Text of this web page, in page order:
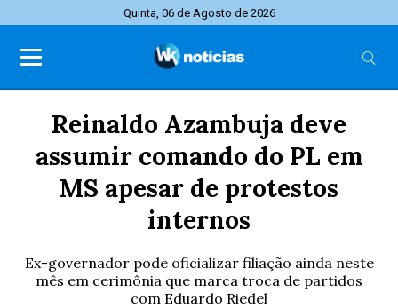
Quinta, 06 de Agosto de 2026
Reinaldo Azambuja deve
assumir comando do PL em
MS apesar de protestos
internos
Ex-governador pode oficializar filiação ainda neste
mês em cerimônia que marca troca de partidos
com Eduardo Riedel